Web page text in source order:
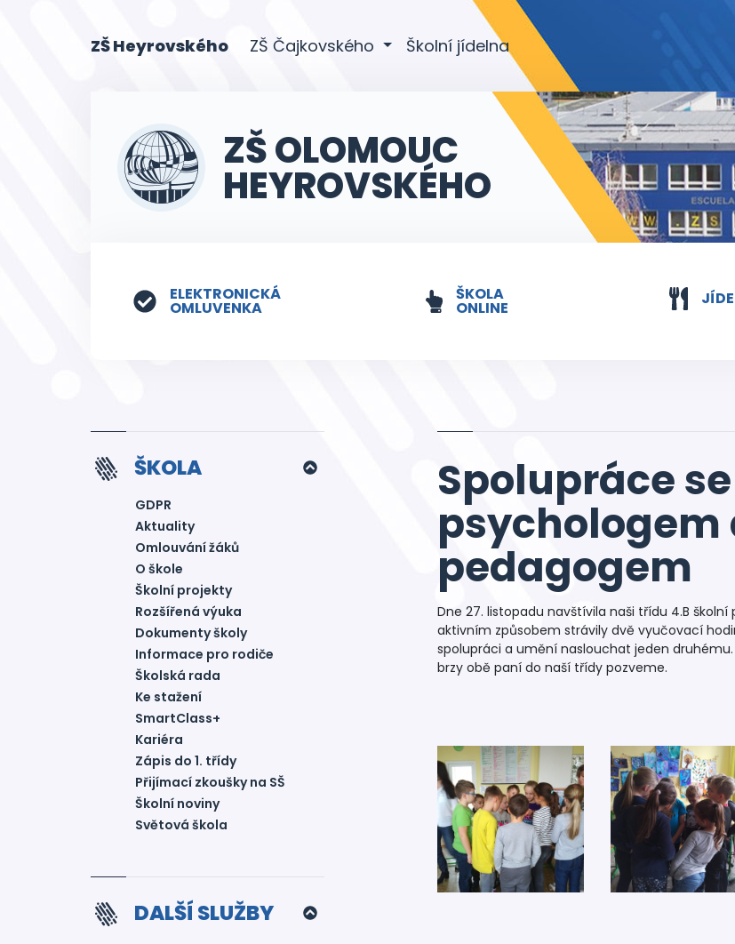
ZŠ Heyrovského(current)
ZŠ Čajkovského Školní jídelna
ZŠ OLOMOUC
HEYROVSKÉHO
ELEKTRONICKÁ
OMLUVENKA
ŠKOLA
ONLINE
ŠKOLA
GDPR
Aktuality
Omlouvání žáků
O škole
Školní projekty
Rozšířená výuka
Dokumenty školy
Informace pro rodiče
Školská rada
Ke stažení
SmartClass+
Kariéra
Zápis do 1. třídy
Přijímací zkoušky na SŠ
Školní noviny
Světová škola
DALŠÍ SLUŽBY
Spolupráce
pedagogem
Dne 27. listopadu navštívila naši třídu 4.B
aktivním způsobem strávily dvě vyučovací
spolupráci a umění naslouchat jeden
brzy obě paní do naší třídy pozveme.